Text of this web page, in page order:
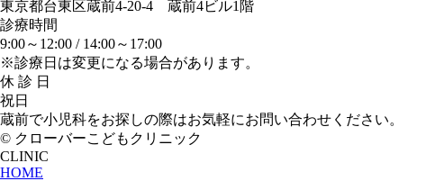
東京都台東区蔵前4-20-4 蔵前4ビル1階
診療時間
9:00～12:00 / 14:00～17:00
※診療日は変更になる場合があります。
休 診 日
祝日
蔵前で小児科をお探しの際はお気軽にお問い合わせください。
© クローバーこどもクリニック
CLINIC
HOME